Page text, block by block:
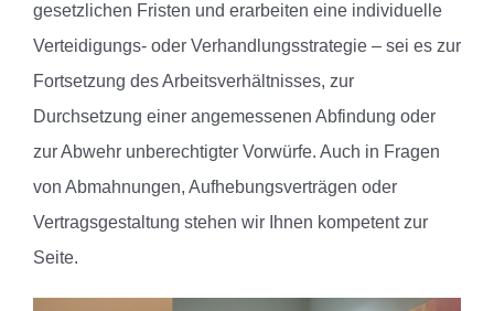
gesetzlichen Fristen und erarbeiten eine individuelle
Verteidigungs- oder Verhandlungsstrategie – sei es zur
Fortsetzung des Arbeitsverhältnisses, zur
Durchsetzung einer angemessenen Abfindung oder
zur Abwehr unberechtigter Vorwürfe. Auch in Fragen
von Abmahnungen, Aufhebungsverträgen oder
Vertragsgestaltung stehen wir Ihnen kompetent zur
Seite.